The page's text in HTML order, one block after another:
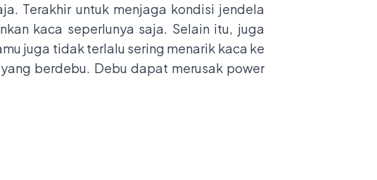
Terakhir untuk menjaga kondisi jendela
kaca seperlunya saja. Selain itu, juga
juga tidak terlalu sering menarik kaca ke
berdebu. Debu dapat merusak power